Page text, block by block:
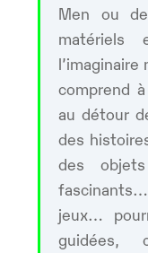
Men ou de
matériels
l’imaginaire
comprend
au détour
des
des
jeux…
guidées,